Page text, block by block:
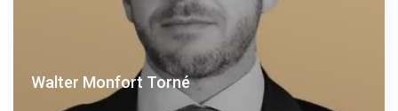
Walter Monfort Torné